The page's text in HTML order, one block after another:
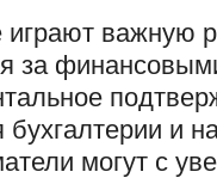
играют важную
за
и
могут с